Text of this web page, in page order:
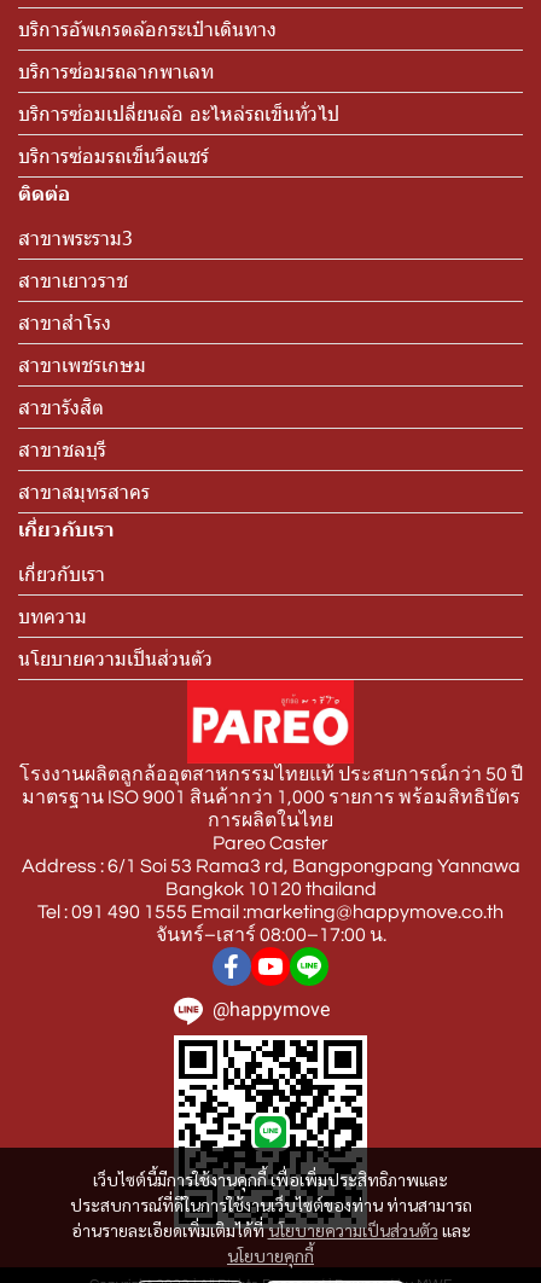
เว็บไซต์นี้มีการใช้งานคุกกี้ เพื่อเพิ่มประสิทธิภาพและ
ประสบการณ์ที่ดีในการใช้งานเว็บไซต์ของท่าน ท่านสามารถ
อ่านรายละเอียดเพิ่มเติมได้ที่นโยบายความเป็นส่วนตัว และ
นโยบายคุกกี้
บริการอัพเกรดล้อกระเป๋าเดินทาง
บริการซ่อมรถลากพาเลท
บริการซ่อมเปลี่ยนล้อ อะไหล่รถเข็นทั่วไป
บริการซ่อมรถเข็นวีลแชร์
ติดต่อ
สาขาพระราม3
สาขาเยาวราช
สาขาสำโรง
สาขาเพชรเกษม
สาขารังสิต
สาขาชลบุรี
สาขาสมุทรสาคร
เกี่ยวกับเรา
เกี่ยวกับเรา
บทความ
นโยบายความเป็นส่วนตัว
โรงงานผลิตลูกล้ออุตสาหกรรมไทยแท้ ประสบการณ์กว่า 50 ปี
มาตรฐาน ISO 9001 สินค้ากว่า 1,000 รายการ พร้อมสิทธิบัตร
การผลิตในไทย
Pareo Caster
Address : 6/1 Soi 53 Rama3 rd, Bangpongpang Yannawa
Bangkok 10120 thailand
Tel : 091 490 1555 Email :marketing@happymove.co.th
จันทร์–เสาร์ 08:00–17:00 น.
@happymove